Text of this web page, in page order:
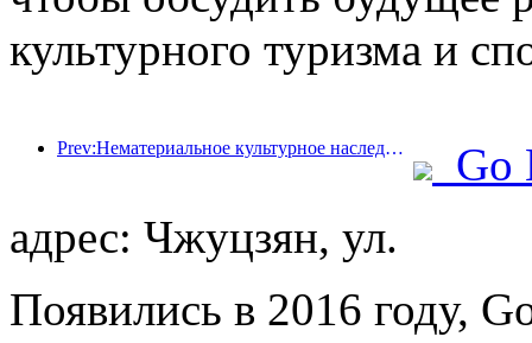
культурного туризма и
Prev:Нематериальное культурное наследие определяет гостиничную моду. Какими будут элитные курортные отели в следующий раз?
Go
адрес: Чжуцзян, ул.
Появились в 2016 году,